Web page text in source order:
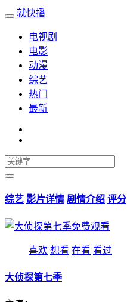
就快播
电视剧
电影
动漫
综艺
热门
最新
综艺 影片详情 剧情介绍 评分
喜欢 想看 在看 看过
大侦探第七季